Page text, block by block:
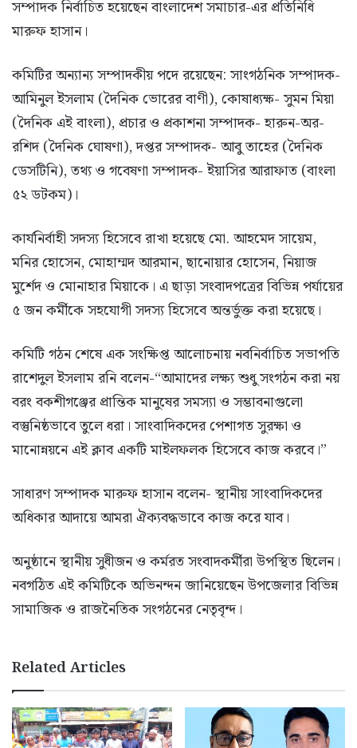
সম্পাদক নির্বাচিত হয়েছেন বাংলাদেশ সমাচার-এর প্রতিনিধি
মারুফ হাসান।
কমিটির অন্যান্য সম্পাদকীয় পদে রয়েছেন: সাংগঠনিক সম্পাদক-
আমিনুল ইসলাম (দৈনিক ভোরের বাণী), কোষাধ্যক্ষ- সুমন মিয়া
(দৈনিক এই বাংলা), প্রচার ও প্রকাশনা সম্পাদক- হারুন-অর-
রশিদ (দৈনিক ঘোষণা), দপ্তর সম্পাদক- আবু তাহের (দৈনিক
ডেসটিনি), তথ্য ও গবেষণা সম্পাদক- ইয়াসির আরাফাত (বাংলা
৫২ ডটকম)।
কার্যনির্বাহী সদস্য হিসেবে রাখা হয়েছে মো. আহমেদ সায়েম,
মনির হোসেন, মোহাম্মদ আরমান, ছানোয়ার হোসেন, নিয়াজ
মুর্শেদ ও মোনাহার মিয়াকে। এ ছাড়া সংবাদপত্রের বিভিন্ন পর্যায়ের
৫ জন কর্মীকে সহযোগী সদস্য হিসেবে অন্তর্ভুক্ত করা হয়েছে।
কমিটি গঠন শেষে এক সংক্ষিপ্ত আলোচনায় নবনির্বাচিত সভাপতি
রাশেদুল ইসলাম রনি বলেন-“আমাদের লক্ষ্য শুধু সংগঠন করা নয়
বরং বকশীগঞ্জের প্রান্তিক মানুষের সমস্যা ও সম্ভাবনাগুলো
বস্তুনিষ্ঠভাবে তুলে ধরা। সাংবাদিকদের পেশাগত সুরক্ষা ও
মানোন্নয়নে এই ক্লাব একটি মাইলফলক হিসেবে কাজ করবে।”
সাধারণ সম্পাদক মারুফ হাসান বলেন- স্থানীয় সাংবাদিকদের
অধিকার আদায়ে আমরা ঐক্যবদ্ধভাবে কাজ করে যাব।
অনুষ্ঠানে স্থানীয় সুধীজন ও কর্মরত সংবাদকর্মীরা উপস্থিত ছিলেন।
নবগঠিত এই কমিটিকে অভিনন্দন জানিয়েছেন উপজেলার বিভিন্ন
সামাজিক ও রাজনৈতিক সংগঠনের নেতৃবৃন্দ।
Related Articles